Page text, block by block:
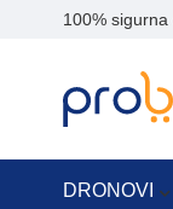
100% sigurna
DRONOVI